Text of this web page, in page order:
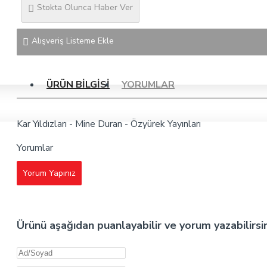
Stokta Olunca Haber Ver
Alışveriş Listeme Ekle
ÜRÜN BILGISI YORUMLAR
Kar Yıldızları - Mine Duran - Özyürek Yayınları
Yorumlar
Yorum Yapınız
Ürünü aşağıdan puanlayabilir ve yorum